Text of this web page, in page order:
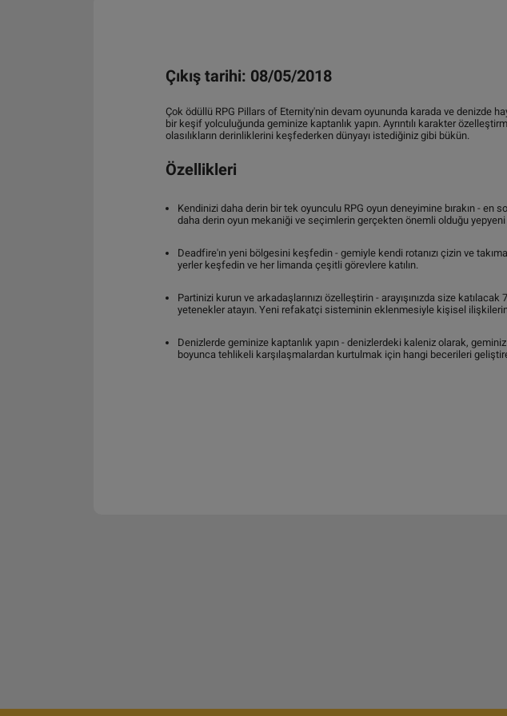
Çıkış tarihi: 08/05/2018
Çok ödüllü RPG Pillars of Eternity'nin devam oyununda karada ve denizde
bir keşif yolculuğunda geminize kaptanlık yapın. Ayrıntılı karakter
olasılıkların derinliklerini keşfederken dünyayı istediğiniz gibi bükün.
Özellikleri
Kendinizi daha derin bir tek oyunculu RPG oyun deneyimine bırakın -
daha derin oyun mekaniği ve seçimlerin gerçekten önemli olduğu
Deadfire'ın yeni bölgesini keşfedin - gemiyle kendi rotanızı çizin ve
yerler keşfedin ve her limanda çeşitli görevlere katılın.
Partinizi kurun ve arkadaşlarınızı özelleştirin - arayışınızda size
yetenekler atayın. Yeni refakatçi sisteminin eklenmesiyle kişisel
Denizlerde geminize kaptanlık yapın - denizlerdeki kaleniz olarak,
boyunca tehlikeli karşılaşmalardan kurtulmak için hangi becerileri